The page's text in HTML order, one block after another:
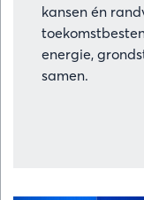
kansen én
energie,
samen.